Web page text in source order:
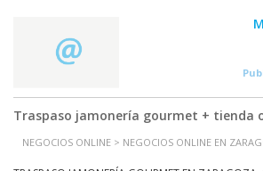
Traspaso jamonería gourmet + tienda
NEGOCIOS ONLINE > NEGOCIOS ONLINE EN